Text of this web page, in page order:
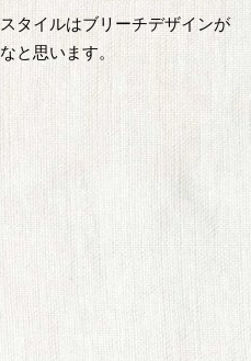
タイルはブリーチデザインが
と思います。